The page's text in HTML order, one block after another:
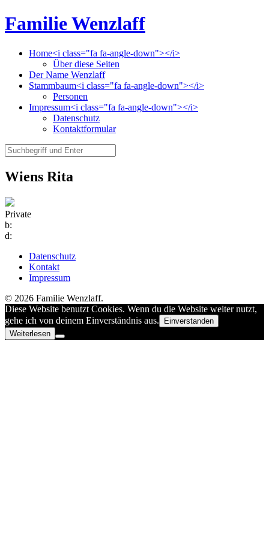
Familie Wenzlaff
Home<i class="fa fa-angle-down"></i>
Über diese Seiten
Der Name Wenzlaff
Stammbaum<i class="fa fa-angle-down"></i>
Personen
Impressum<i class="fa fa-angle-down"></i>
Datenschutz
Kontaktformular
Wiens Rita
Private
b:
d:
Datenschutz
Kontakt
Impressum
© 2026 Familie Wenzlaff.
Diese Website benutzt Cookies. Wenn du die Website weiter nutzt,
gehe ich von deinem Einverständnis aus.
Einverstanden
Weiterlesen